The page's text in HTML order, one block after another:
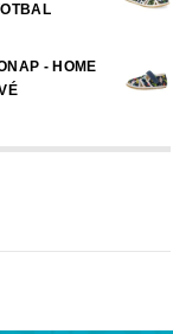
- HOME